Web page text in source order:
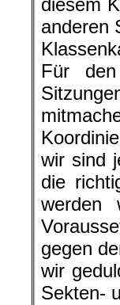
diesem
anderen
Für
wir sind
die
werden
gegen
wir
Sekten-